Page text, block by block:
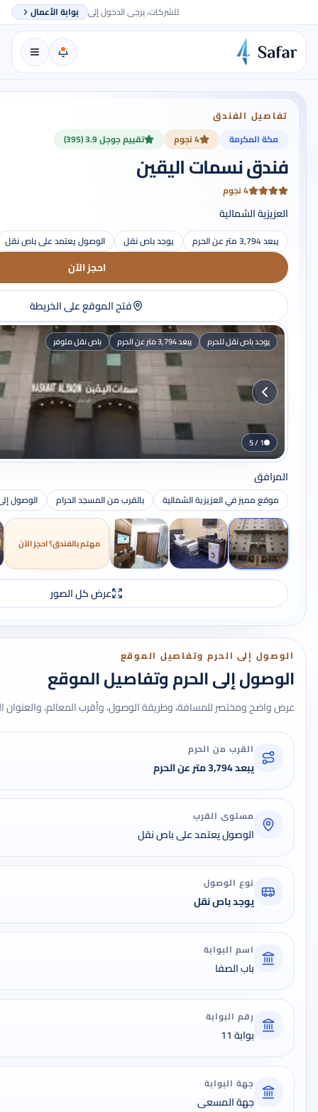
للشركات، يرجى الدخول إلى بوابة الأعمال
تفاصيل الفندق
مكة المكرمة
4 نجوم تقييم جوجل 3.9 (395)
فندق نسمات اليقين
4 نجوم
العزيزية الشمالية
يبعد 3,794 متر عن الحرم يوجد باص نقل الوصول يعتمد على باص نقل
احجز الآن
فتح الموقع على الخريطة
يوجد باص نقل للحرم يبعد 3,794 متر عن الحرم باص نقل متوفر
1 / 5
المرافق
موقع مميز في العزيزية الشمالية بالقرب من المسجد الحرام الوصول
مهتم بالفندق؟ احجز الآن
عرض كل الصور
الوصول إلى الحرم وتفاصيل الموقع
الوصول إلى الحرم وتفاصيل الموقع
عرض واضح ومختصر للمسافة، وطريقة الوصول، وأقرب المعالم، والعنوان
القرب من الحرم
يبعد 3,794 متر عن الحرم
مستوى القرب
الوصول يعتمد على باص نقل
نوع الوصول
يوجد باص نقل
اسم البوابة
باب الصفا
رقم البوابة
بوابة 11
جهة البوابة
جهة المسعى